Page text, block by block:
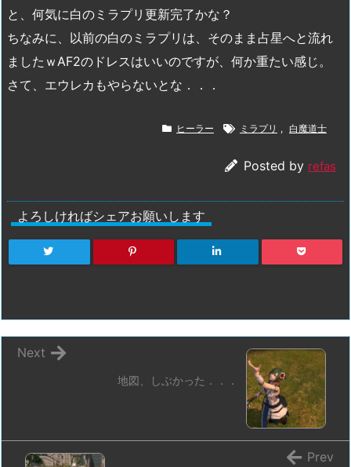
と、何気に白のミラプリ更新完了かな？
ちなみに、以前の白のミラプリは、そのまま占星へと流れ
ましたｗAF2のドレスはいいのですが、何か重たい感じ。
さて、エウレカもやらないとな．．．
ヒーラー ミラプリ , 白魔道士
Posted by refas
よろしければシェアお願いします
地図、しぶかった．．．
Next
Prev